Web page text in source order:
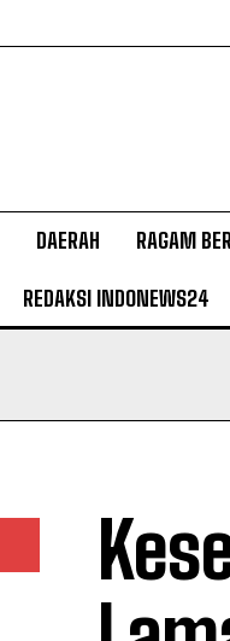
DAERAH RAGAM
REDAKSI INDONEWS24